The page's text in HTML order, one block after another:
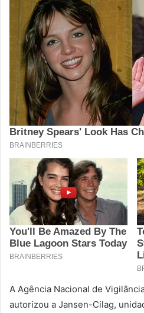
A Agência Nacional de
autorizou a Jansen-Cilag,